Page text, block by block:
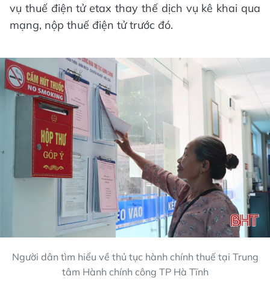
vụ thuế điện tử etax thay thế dịch vụ kê khai qua
mạng, nộp thuế điện tử trước đó.
Người dân tìm hiểu về thủ tục hành chính thuế tại Trung
tâm Hành chính công TP Hà Tĩnh